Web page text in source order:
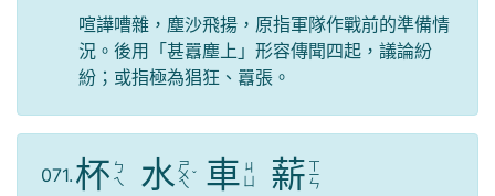
喧譁嘈雜，塵沙飛揚，原指軍隊作戰前的準備情
況。後用「甚囂塵上」形容傳聞四起，議論紛
紛；或指極為猖狂、囂張。
071. 杯 ㄅ
ㄟ
水 ㄕ
ㄨ
ㄟ
ˇ 車 ㄐ
薪 ㄒ
ㄧ
ㄣ